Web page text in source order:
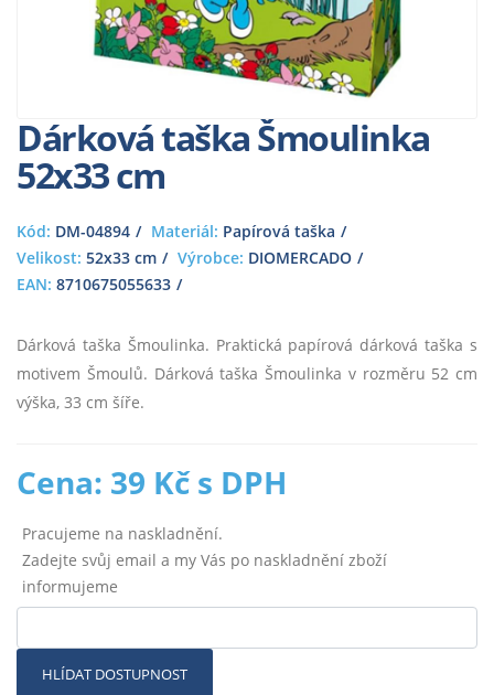
Dárková taška Šmoulinka
52x33 cm
Kód: DM-04894 Materiál: Papírová taška
Velikost: 52x33 cm Výrobce: DIOMERCADO
EAN: 8710675055633
Dárková taška Šmoulinka. Praktická papírová dárková taška s
motivem Šmoulů. Dárková taška Šmoulinka v rozměru 52 cm
výška, 33 cm šíře.
Cena: 39 Kč s DPH
Pracujeme na naskladnění.
Zadejte svůj email a my Vás po naskladnění zboží
informujeme
HLÍDAT DOSTUPNOST